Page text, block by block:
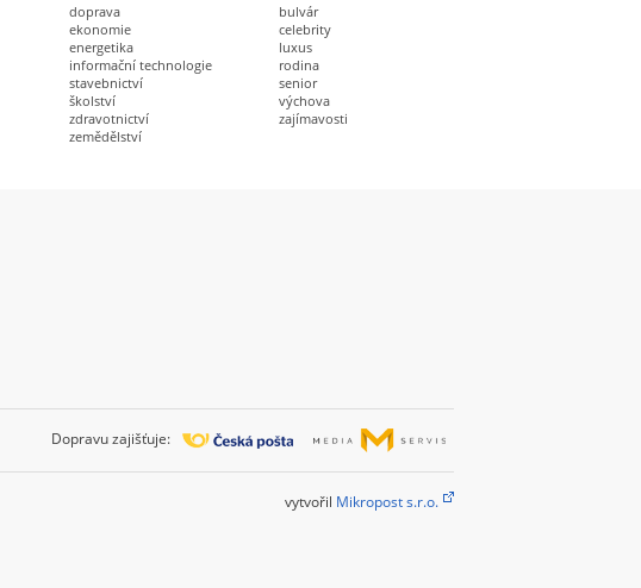
doprava
ekonomie
energetika
informační technologie
stavebnictví
školství
zdravotnictví
zemědělství
bulvár
celebrity
luxus
rodina
senior
výchova
zajímavosti
Dopravu zajišťuje:
vytvořil Mikropost s.r.o.